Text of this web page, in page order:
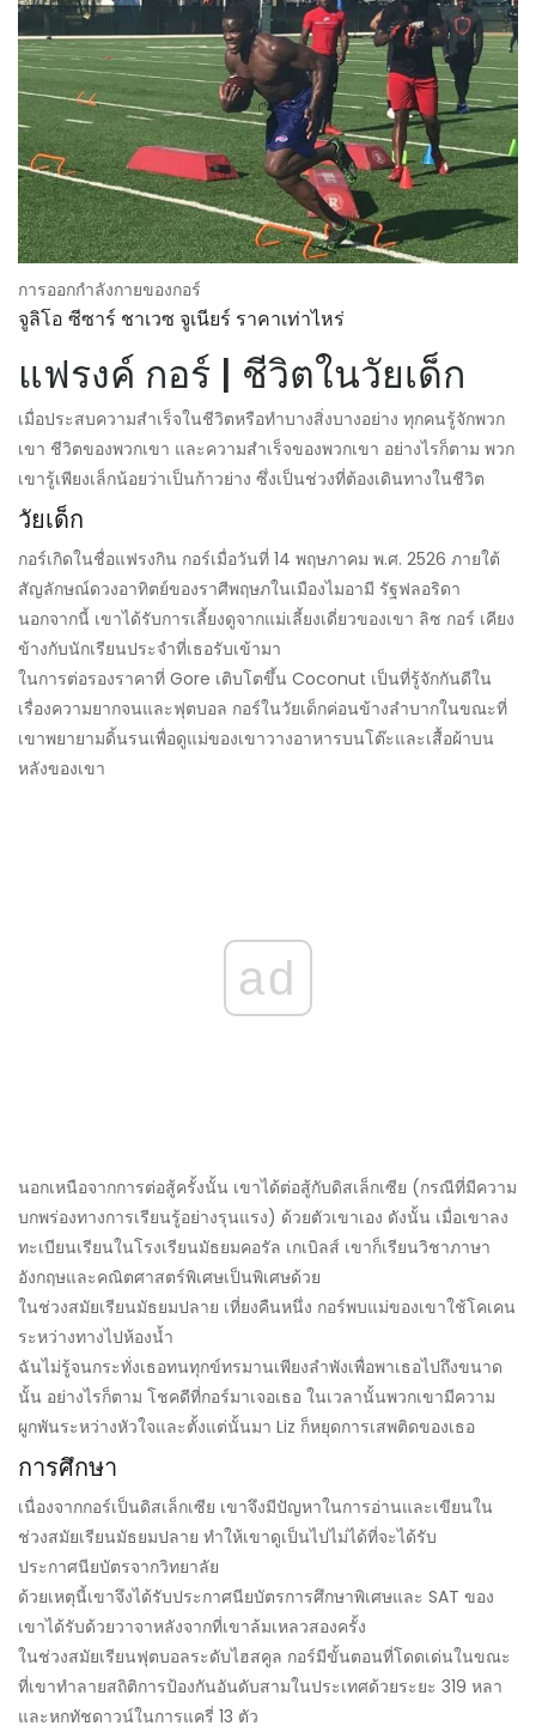
การออกกำลังกายของกอร์
จูลิโอ ซีซาร์ ชาเวซ จูเนียร์ ราคาเท่าไหร่
แฟรงค์ กอร์ | ชีวิตในวัยเด็ก
เมื่อประสบความสำเร็จในชีวิตหรือทำบางสิ่งบางอย่าง ทุกคนรู้จักพวก
เขา ชีวิตของพวกเขา และความสำเร็จของพวกเขา อย่างไรก็ตาม พวก
เขารู้เพียงเล็กน้อยว่าเป็นก้าวย่าง ซึ่งเป็นช่วงที่ต้องเดินทางในชีวิต
วัยเด็ก
กอร์เกิดในชื่อแฟรงกิน กอร์เมื่อวันที่ 14 พฤษภาคม พ.ศ. 2526 ภายใต้
สัญลักษณ์ดวงอาทิตย์ของราศีพฤษภในเมืองไมอามี รัฐฟลอริดา
นอกจากนี้ เขาได้รับการเลี้ยงดูจากแม่เลี้ยงเดี่ยวของเขา ลิซ กอร์ เคียง
ข้างกับนักเรียนประจำที่เธอรับเข้ามา
ในการต่อรองราคาที่ Gore เติบโตขึ้น Coconut เป็นที่รู้จักกันดีใน
เรื่องความยากจนและฟุตบอล กอร์ในวัยเด็กค่อนข้างลำบากในขณะที่
เขาพยายามดิ้นรนเพื่อดูแม่ของเขาวางอาหารบนโต๊ะและเสื้อผ้าบน
หลังของเขา
ad
นอกเหนือจากการต่อสู้ครั้งนั้น เขาได้ต่อสู้กับดิสเล็กเซีย (กรณีที่มีความ
บกพร่องทางการเรียนรู้อย่างรุนแรง) ด้วยตัวเขาเอง ดังนั้น เมื่อเขาลง
ทะเบียนเรียนในโรงเรียนมัธยมคอรัล เกเบิลส์ เขาก็เรียนวิชาภาษา
อังกฤษและคณิตศาสตร์พิเศษเป็นพิเศษด้วย
ในช่วงสมัยเรียนมัธยมปลาย เที่ยงคืนหนึ่ง กอร์พบแม่ของเขาใช้โคเคน
ระหว่างทางไปห้องน้ำ
ฉันไม่รู้จนกระทั่งเธอทนทุกข์ทรมานเพียงลำพังเพื่อพาเธอไปถึงขนาด
นั้น อย่างไรก็ตาม โชคดีที่กอร์มาเจอเธอ ในเวลานั้นพวกเขามีความ
ผูกพันระหว่างหัวใจและตั้งแต่นั้นมา Liz ก็หยุดการเสพติดของเธอ
การศึกษา
เนื่องจากกอร์เป็นดิสเล็กเซีย เขาจึงมีปัญหาในการอ่านและเขียนใน
ช่วงสมัยเรียนมัธยมปลาย ทำให้เขาดูเป็นไปไม่ได้ที่จะได้รับ
ประกาศนียบัตรจากวิทยาลัย
ด้วยเหตุนี้เขาจึงได้รับประกาศนียบัตรการศึกษาพิเศษและ SAT ของ
เขาได้รับด้วยวาจาหลังจากที่เขาล้มเหลวสองครั้ง
ในช่วงสมัยเรียนฟุตบอลระดับไฮสคูล กอร์มีขั้นตอนที่โดดเด่นในขณะ
ที่เขาทำลายสถิติการป้องกันอันดับสามในประเทศด้วยระยะ 319 หลา
และหกทัชดาวน์ในการแครี่ 13 ตัว